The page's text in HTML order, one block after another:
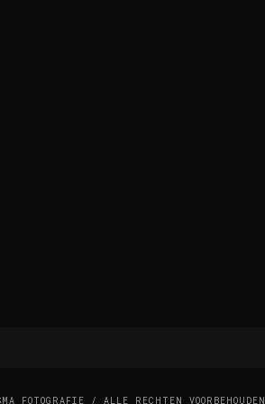
FOTOGRAFIE / ALLE RECHTEN VOORBEHOUDEN